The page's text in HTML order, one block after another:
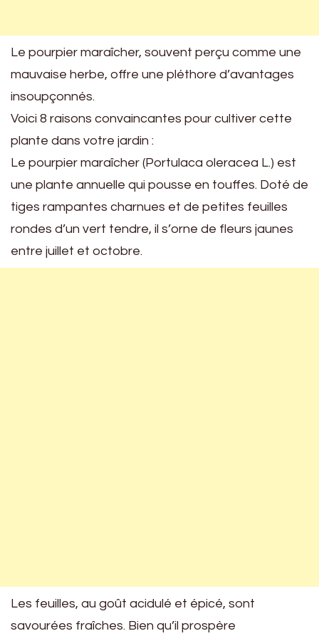
Le pourpier maraîcher, souvent perçu comme une
mauvaise herbe, offre une pléthore d’avantages
insoupçonnés.
Voici 8 raisons convaincantes pour cultiver cette
plante dans votre jardin :
Le pourpier maraîcher (Portulaca oleracea L.) est
une plante annuelle qui pousse en touffes. Doté de
tiges rampantes charnues et de petites feuilles
rondes d’un vert tendre, il s’orne de fleurs jaunes
entre juillet et octobre.
Les feuilles, au goût acidulé et épicé, sont
savourées fraîches. Bien qu’il prospère